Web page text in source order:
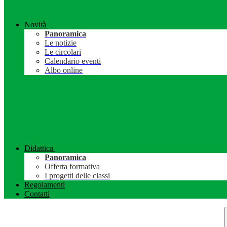
Novità
Panoramica
Le notizie
Le circolari
Calendario eventi
Albo online
Didattica
Panoramica
Offerta formativa
I progetti delle classi
Regolamenti
Contatti